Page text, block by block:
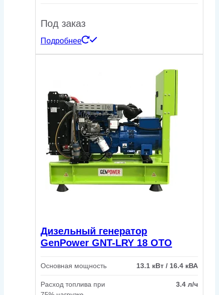
Под заказ
Подробнее
Дизельный генератор
GenPower GNT-LRY 18 OTO
Основная мощность 13.1 кВт / 16.4 кВА
Расход топлива при
3.4 л/ч